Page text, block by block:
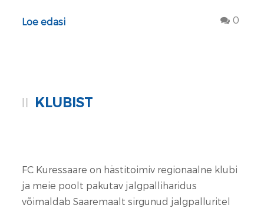
Loe edasi 0
KLUBIST
FC Kuressaare on hästitoimiv regionaalne klubi
ja meie poolt pakutav jalgpalliharidus
võimaldab Saaremaalt sirgunud jalgpalluritel